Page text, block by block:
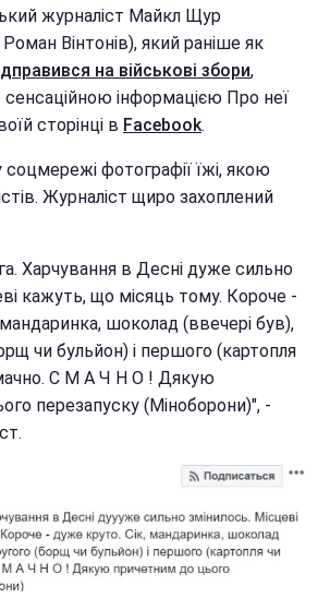
журналіст Майкл Щур
Вінтонів), який раніше як
на військові збори,
інформацією Про неї
сторінці в Facebook.
фотографії їжі, якою
Журналіст щиро захоплений
Харчування в Десні дуже сильно
кажуть, що місяць тому. Короче -
шоколад (ввечері був),
чи бульйон) і першого (картопля
С М А Ч Н О ! Дякую
перезапуску (Міноборони)", -